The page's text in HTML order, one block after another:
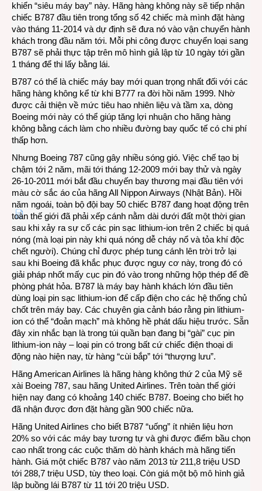
bay
hàng
787
khiển “siêu máy bay” này. Hãng hàng không này sẽ tiếp nhận
chiếc B787 đầu tiên trong tổng số 42 chiếc mà mình đặt hàng
vào tháng 11-2014 và dự định sẽ đưa nó vào vận chuyển hành
khách trong đầu năm tới. Mỗi phi công được chuyển loại sang
B787 sẽ phải thực tập trên mô hình giả lập từ 10 ngày tới gần
1 tháng để thi lấy bằng lái.
B787 có thể là chiếc máy bay mới quan trọng nhất đối với các
hãng hàng không kể từ khi B777 ra đời hồi năm 1999. Nhờ
được cải thiện về mức tiêu hao nhiên liệu và tầm xa, dòng
Boeing mới này có thể giúp tăng lợi nhuận cho hãng hàng
không bằng cách làm cho nhiều đường bay quốc tế có chi phí
thấp hơn.
Nhưng Boeing 787 cũng gây nhiều sóng gió. Việc chế tạo bị
chậm tới 2 năm, mãi tới tháng 12-2009 mới bay thử và ngày
26-10-2011 mới bắt đầu chuyến bay thương mại đầu tiên với
màu cờ sắc áo của hãng All Nippon Airways (Nhật Bản). Hồi
năm ngoái, toàn bộ đội bay 50 chiếc B787 đang hoạt động trên
toàn thế giới đã phải xếp cánh nằm dài dưới đất một thời gian
sau khi xảy ra sự cố các pin sạc lithium-ion trên 2 chiếc bị quá
nóng (mà loại pin này khi quá nóng dễ cháy nổ và tỏa khí độc
chết người). Chúng chỉ được phép tung cánh lên trời trở lại
sau khi Boeing đã khắc phục được nguy cơ này, trong đó có
giải pháp nhốt mấy cục pin đó vào trong những hộp thép để đề
phòng phát hỏa. B787 là máy bay hành khách lớn đầu tiên
dùng loại pin sạc lithium-ion để cấp điện cho các hệ thống chủ
chốt trên máy bay. Các chuyên gia cảnh báo rằng pin lithium-
ion có thể “đoản mạch” mà không hề phát dấu hiệu trước. Sẵn
đây xin nhắc bạn là trong túi quần bạn đang bị “gài” cục pin
lithium-ion này – loại pin có trong bất cứ chiếc điện thoại di
động nào hiện nay, từ hàng “cùi bắp” tới “thượng lưu”.
Hãng American Airlines là hãng hàng không thứ 2 của Mỹ sẽ
xài Boeing 787, sau hãng United Airlines. Trên toàn thế giới
hiện nay đang có khoảng 140 chiếc B787. Boeing cho biết họ
đã nhận được đơn đặt hàng gần 900 chiếc nữa.
Hãng United Airlines cho biết B787 “uống” ít nhiên liệu hơn
20% so với các máy bay tương tự và ghi được điểm bầu chọn
cao nhất trong các cuộc thăm dò hành khách mà hãng tiến
hành. Giá một chiếc B787 vào năm 2013 từ 211,8 triệu USD
tới 288,7 triệu USD, tùy theo loại. Còn giá một bộ mô hình giả
lập buồng lái B787 từ 11 tới 20 triệu USD.